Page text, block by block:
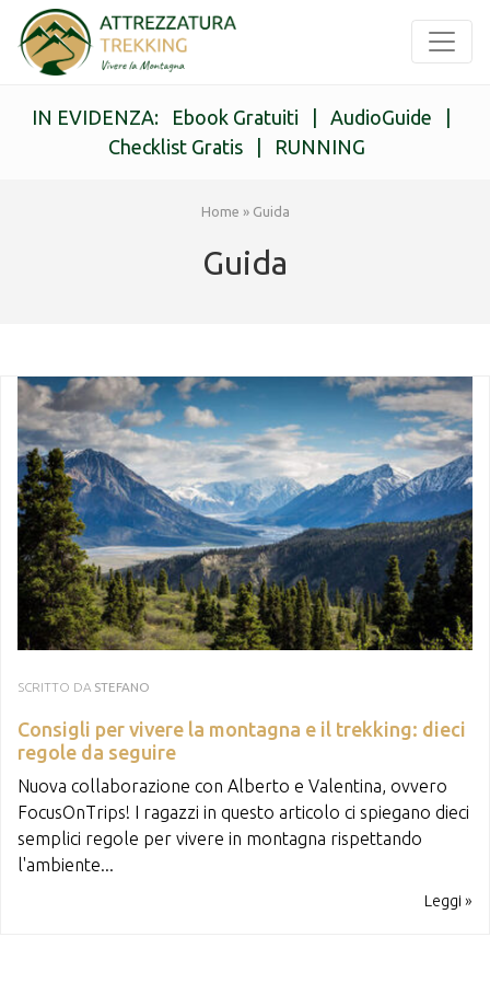
IN EVIDENZA: Ebook Gratuiti AudioGuide
Checklist Gratis| RUNNING
Home » Guida
Guida
SCRITTO DA STEFANO
Consigli per vivere la montagna e il trekking: dieci
regole da seguire
Nuova collaborazione con Alberto e Valentina, ovvero
FocusOnTrips! I ragazzi in questo articolo ci spiegano dieci
semplici regole per vivere in montagna rispettando
l'ambiente...
Leggi »